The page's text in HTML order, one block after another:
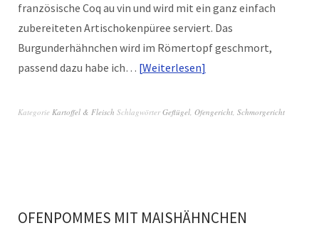
französische Coq au vin und wird mit ein ganz einfach
zubereiteten Artischokenpüree serviert. Das
Burgunderhähnchen wird im Römertopf geschmort,
passend dazu habe ich… Weiterlesen
Kategorie Kartoffel & Fleisch SchlagwörterGeflügel Ofengericht Schmorgericht
OFENPOMMES MIT MAISHÄHNCHEN